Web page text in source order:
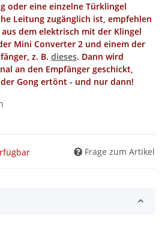
oder eine einzelne Türklingel
Leitung zugänglich ist, empfehlen
dem elektrisch mit der Klingel
Mini Converter 2 und einem der
z. B. dieses. Dann wird
an den Empfänger geschickt,
Gong ertönt - und nur dann!
Frage zum Artikel